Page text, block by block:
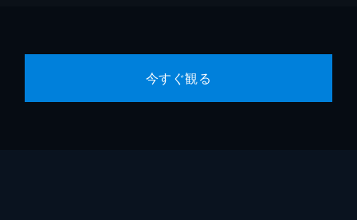
今すぐ観る